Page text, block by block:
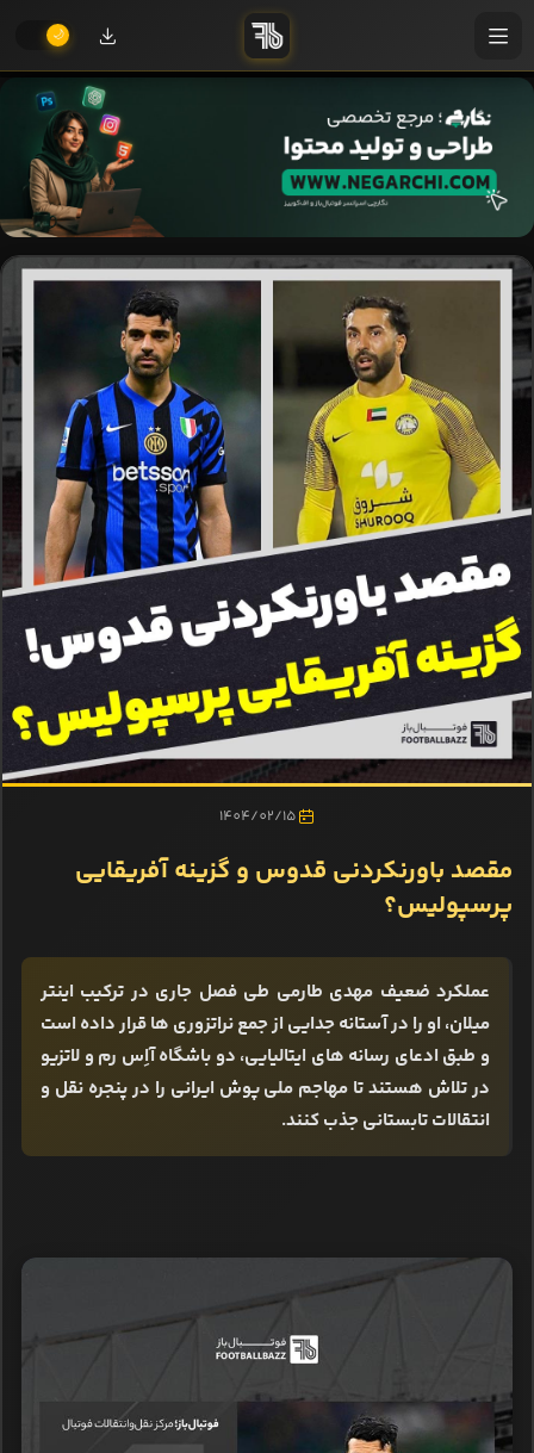
1404/02/15
مقصد باورنکردنی قدوس و گزینه آفریقایی
پرسپولیس؟
عملکرد ضعیف مهدی طارمی طی فصل جاری در ترکیب اینتر
میلان، او را در آستانه جدایی از جمع نراتزوری ها قرار داده است
و طبق ادعای رسانه های ایتالیایی، دو باشگاه آاِس رم و لاتزیو
در تلاش هستند تا مهاجم ملی پوش ایرانی را در پنجره نقل و
انتقالات تابستانی جذب کنند.